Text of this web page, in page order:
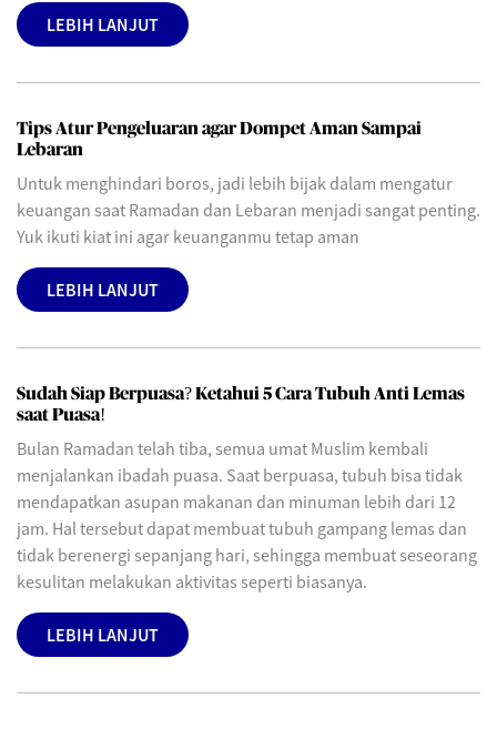
LEBIH LANJUT
Tips Atur Pengeluaran agar Dompet Aman Sampai
Lebaran
Untuk menghindari boros, jadi lebih bijak dalam mengatur
keuangan saat Ramadan dan Lebaran menjadi sangat penting.
Yuk ikuti kiat ini agar keuanganmu tetap aman
LEBIH LANJUT
Sudah Siap Berpuasa? Ketahui 5 Cara Tubuh Anti Lemas
saat Puasa!
Bulan Ramadan telah tiba, semua umat Muslim kembali
menjalankan ibadah puasa. Saat berpuasa, tubuh bisa tidak
mendapatkan asupan makanan dan minuman lebih dari 12
jam. Hal tersebut dapat membuat tubuh gampang lemas dan
tidak berenergi sepanjang hari, sehingga membuat seseorang
kesulitan melakukan aktivitas seperti biasanya.
LEBIH LANJUT